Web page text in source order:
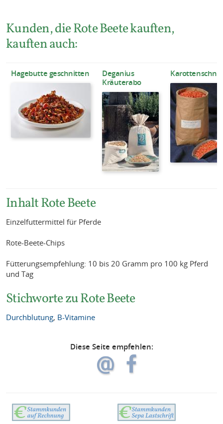
Kunden, die Rote Beete kauften,
kauften auch:
Hagebutte geschnitten
Deganius
Kräuterabo
Inhalt Rote Beete
Einzelfuttermittel für Pferde
Rote-Beete-Chips
Fütterungsempfehlung: 10 bis 20 Gramm pro 100 kg Pferd
und Tag
Stichworte zu Rote Beete
Durchblutung, B-Vitamine
Diese Seite empfehlen: